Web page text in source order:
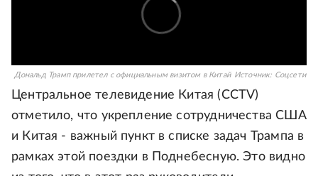
Дональд Трамп прилетел с официальным визитом в Китай Источник: Соцсети
Центральное телевидение Китая (CCTV)
отметило, что укрепление сотрудничества США
и Китая - важный пункт в списке задач Трампа в
рамках этой поездки в Поднебесную. Это видно